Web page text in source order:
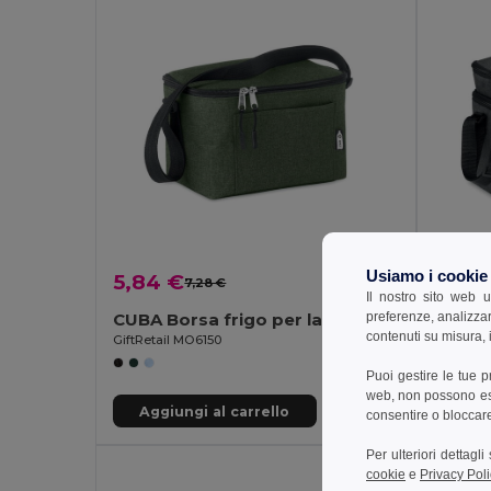
5,84 €7,28 € -20%
CUBA Borsa frigo per lattine
GiftRetail MO6150
Aggiungi al carrello
7,37 €
Usiamo i cookie
Il nostro sito web
preferenze,
contenuti su misura,
Puoi gestire le tue
web, non possono
consentire o
Per ulteriori
cookie e Privacy